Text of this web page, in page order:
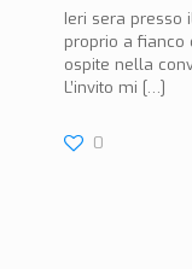
Ieri sera presso
proprio a fianco
ospite nella
L’invito mi […]
0